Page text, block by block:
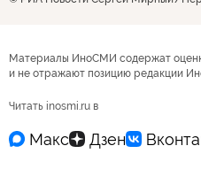
Материалы ИноСМИ содержат
и не отражают позицию редакции
Читать inosmi.ru в